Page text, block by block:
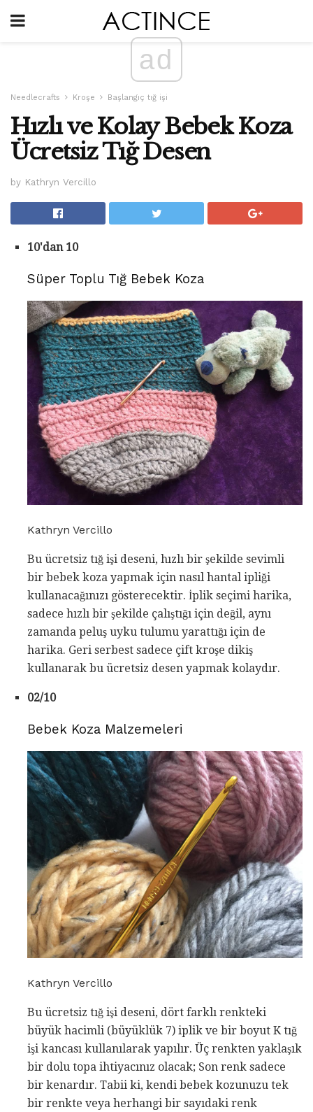
ad
Needlecrafts Kroşe Başlangıç ​​tığ işi
Hızlı ve Kolay Bebek Koza
Ücretsiz Tığ Desen
by Kathryn Vercillo
10'dan 10
Süper Toplu Tığ Bebek Koza
Kathryn Vercillo
Bu ücretsiz tığ işi deseni, hızlı bir şekilde sevimli
bir bebek koza yapmak için nasıl hantal ipliği
kullanacağınızı gösterecektir. İplik seçimi harika,
sadece hızlı bir şekilde çalıştığı için değil, aynı
zamanda peluş uyku tulumu yarattığı için de
harika. Geri serbest sadece çift kroşe dikiş
kullanarak bu ücretsiz desen yapmak kolaydır.
02/10
Bebek Koza Malzemeleri
Kathryn Vercillo
Bu ücretsiz tığ işi deseni, dört farklı renkteki
büyük hacimli (büyüklük 7) iplik ve bir boyut K tığ
işi kancası kullanılarak yapılır. Üç renkten yaklaşık
bir dolu topa ihtiyacınız olacak; Son renk sadece
bir kenardır. Tabii ki, kendi bebek kozunuzu tek
bir renkte veya herhangi bir sayıdaki renk